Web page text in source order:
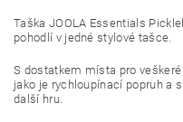
Taška JOOLA Essentials
pohodlí v jedné stylové tašce.
S dostatkem místa pro
jako je rychloupínací popruh a
další hru.